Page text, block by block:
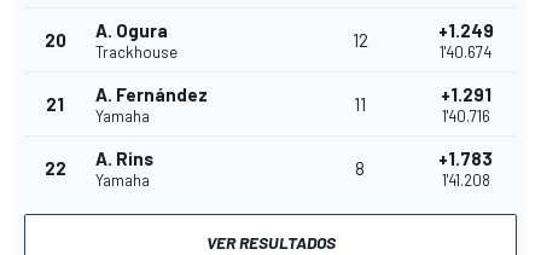
20 A. Ogura
Trackhouse
12 +1.249
1'40.674
21 A. Fernández
Yamaha
11 +1.291
1'40.716
22 A. Rins
Yamaha
8 +1.783
1'41.208
VER RESULTADOS